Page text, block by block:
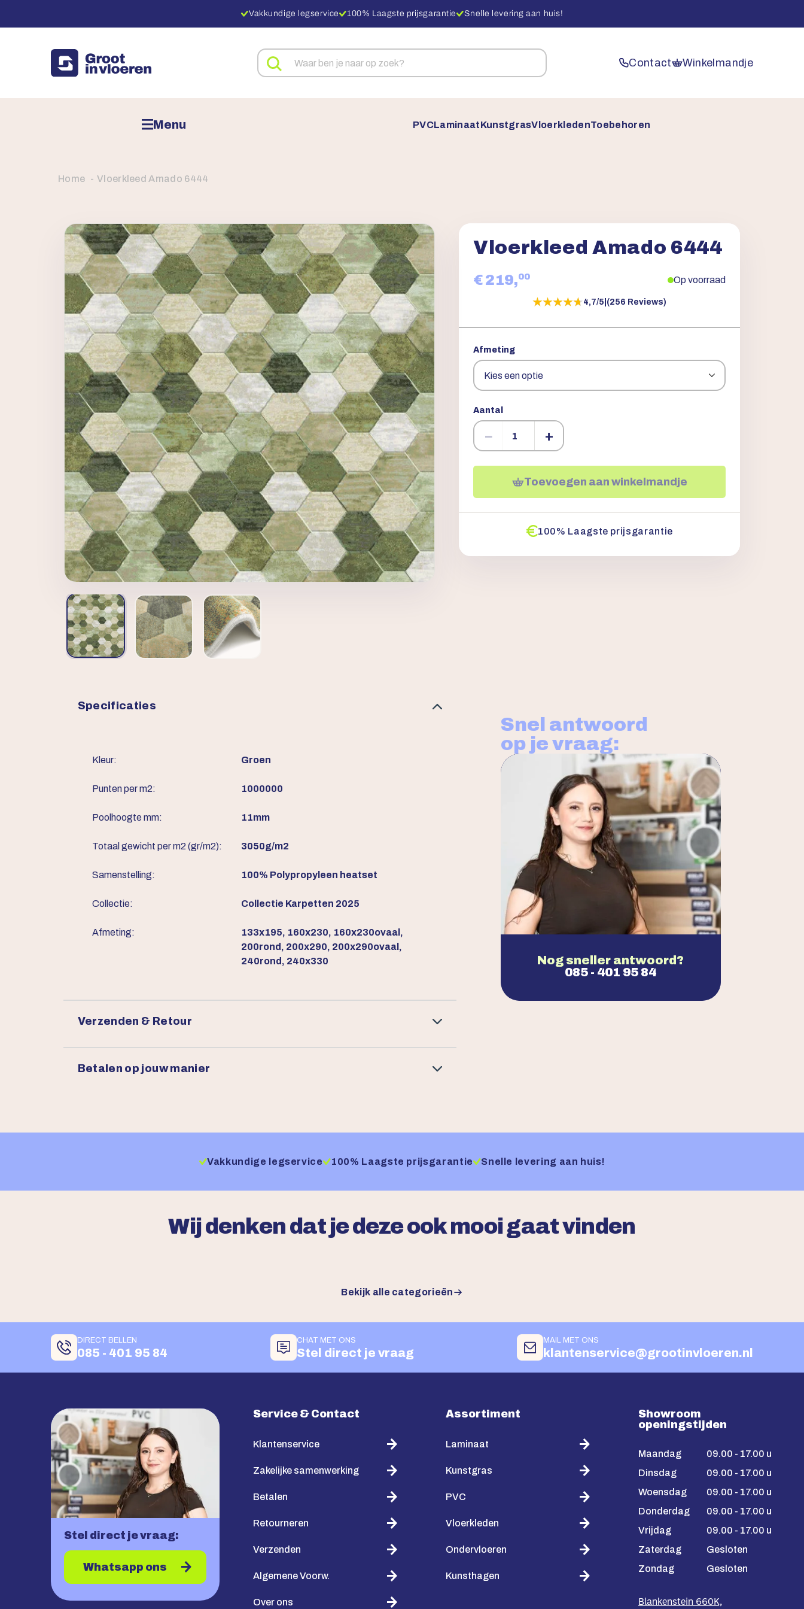
Vakkundige legservice 100% Laagste prijsgarantie Snelle levering aan huis!
Zoeken
naar
Contact Winkelmandje
Menu PVCLaminaatKunstgrasVloerkledenToebehoren
Home Vloerkleed Amado 6444
Vloerkleed Amado 6444
€ 219,00 Op voorraad
★★★★★
★★★★★4,7/5 (256 Reviews)
Afmeting
Aantal
− +
Toevoegen aan winkelmandje
100% Laagste prijsgarantie
Specificaties
Kleur: Groen
Punten per m2: 1000000
Poolhoogte mm: 11mm
Totaal gewicht per m2 (gr/m2): 3050g/m2
Samenstelling: 100% Polypropyleen heatset
Collectie: Collectie Karpetten 2025
Afmeting:
133x195, 160x230, 160x230ovaal,
200rond, 200x290, 200x290ovaal,
240rond, 240x330
Verzenden & Retour
Betalen op jouw manier
Snel antwoord
op je vraag:
Nog sneller antwoord?
085 - 401 95 84
Vakkundige legservice 100% Laagste prijsgarantie Snelle levering aan huis!
Wij denken dat je deze ook mooi gaat vinden
Bekijk alle categorieën
DIRECT BELLEN
085 - 401 95 84
CHAT MET ONS
Stel direct je vraag
MAIL MET ONS
klantenservice@grootinvloeren.nl
Stel direct je vraag:
Whatsapp ons
Service & Contact
Klantenservice
Zakelijke samenwerking
Betalen
Retourneren
Verzenden
Algemene Voorw.
Over ons
Assortiment
Laminaat
Kunstgras
PVC
Vloerkleden
Ondervloeren
Kunsthagen
Showroom
openingstijden
Maandag
09.00 - 17.00 u
Dinsdag
09.00 - 17.00 u
Woensdag
09.00 - 17.00 u
Donderdag
09.00 - 17.00 u
Vrijdag
09.00 - 17.00 u
Zaterdag
Gesloten
Zondag
Gesloten
Blankenstein 660K,